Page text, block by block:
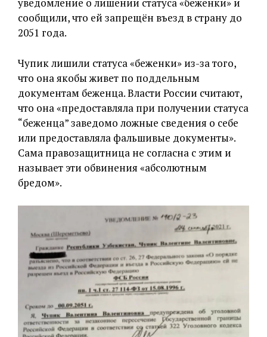
уведомление о лишении статуса «беженки» и
сообщили, что ей запрещён въезд в страну до
2051 года.
Чупик лишили статуса «беженки» из-за того,
что она якобы живет по поддельным
документам беженца. Власти России считают,
что она «предоставляла при получении статуса
“беженца” заведомо ложные сведения о себе
или предоставляла фальшивые документы».
Сама правозащитница не согласна с этим и
называет эти обвинения «абсолютным
бредом».